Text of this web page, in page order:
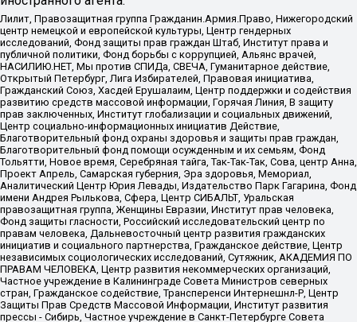
Лилит, Правозащитная группа Гражданин.Армия.Право, Нижегородский
центр немецкой и европейской культуры, Центр гендерных
исследований, Фонд защиты прав граждан Штаб, Институт права и
публичной политики, Фонд борьбы с коррупцией, Альянс врачей,
НАСИЛИЮ.НЕТ, Мы против СПИДа, СВЕЧА, Гуманитарное действие,
Открытый Петербург, Лига Избирателей, Правовая инициатива,
Гражданский Союз, Хасдей Ерушалаим, Центр поддержки и содействия
развитию средств массовой информации, Горячая Линия, В защиту
прав заключенных, Институт глобализации и социальных движений,
Центр социально-информационных инициатив Действие,
Благотворительный фонд охраны здоровья и защиты прав граждан,
Благотворительный фонд помощи осужденным и их семьям, Фонд
Тольятти, Новое время, Серебряная тайга, Так-Так-Так, Сова, центр Анна,
Проект Апрель, Самарская губерния, Эра здоровья, Мемориал,
Аналитический Центр Юрия Левады, Издательство Парк Гагарина, Фонд
имени Андрея Рылькова, Сфера, Центр СИБАЛЬТ, Уральская
правозащитная группа, Женщины Евразии, Институт прав человека,
Фонд защиты гласности, Российский исследовательский центр по
правам человека, Дальневосточный центр развития гражданских
инициатив и социального партнерства, Гражданское действие, Центр
независимых социологических исследований, Сутяжник, АКАДЕМИЯ ПО
ПРАВАМ ЧЕЛОВЕКА, Центр развития некоммерческих организаций,
Частное учреждение в Калининграде Совета Министров северных
стран, Гражданское содействие, Трансперенси Интернешнл-Р, Центр
Защиты Прав Средств Массовой Информации, Институт развития
прессы - Сибирь, Частное учреждение в Санкт-Петербурге Совета